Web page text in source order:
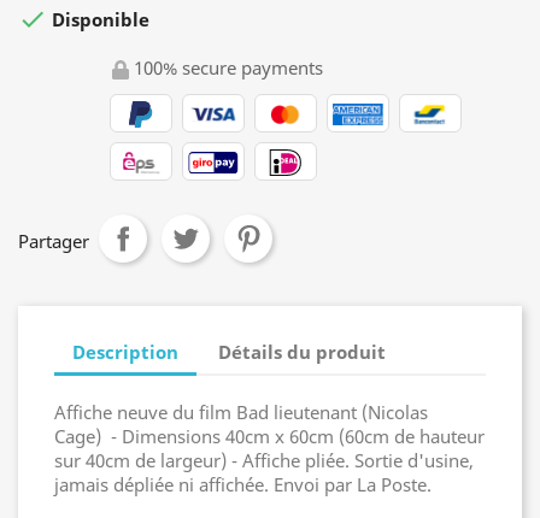
 Disponible
100% secure payments
Partager
Description Détails du produit
Affiche neuve du film Bad lieutenant (Nicolas
Cage) - Dimensions 40cm x 60cm (60cm de hauteur
sur 40cm de largeur) - Affiche pliée. Sortie d'usine,
jamais dépliée ni affichée. Envoi par La Poste.